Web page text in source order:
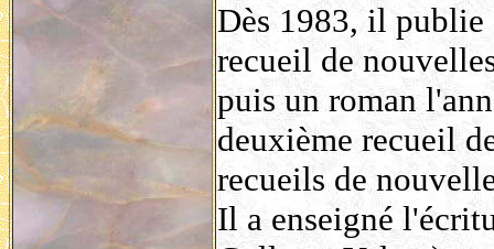
Dès 1983, il publie
recueil de
puis un roman
deuxième recueil
recueils de
Il a enseigné